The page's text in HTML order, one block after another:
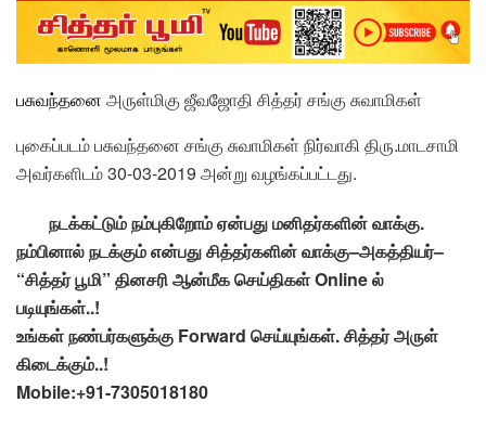
பசுவந்தனை அருள்மிகு ஜீவஜோதி சித்தர் சங்கு சுவாமிகள்
புகைப்படம் பசுவந்தனை சங்கு சுவாமிகள் நிர்வாகி திரு.மாடசாமி
அவர்களிடம் 30-03-2019 அன்று வழங்கப்பட்டது.
நடக்கட்டும்நம்புகிறோம்ஏன்பதுமனிதர்களின்வாக்கு.
நம்பினால்நடக்கும்என்பதுசித்தர்களின்வாக்கு–அகத்தியர்–
“சித்தர்பூமி” தினசரிஆன்மீகசெய்திகள்Onlineல்
படியுங்கள்..!
உங்கள்நண்பர்களுக்கு Forward செய்யுங்கள்.சித்தர்அருள்
கிடைக்கும்..!
Mobile:+91-7305018180